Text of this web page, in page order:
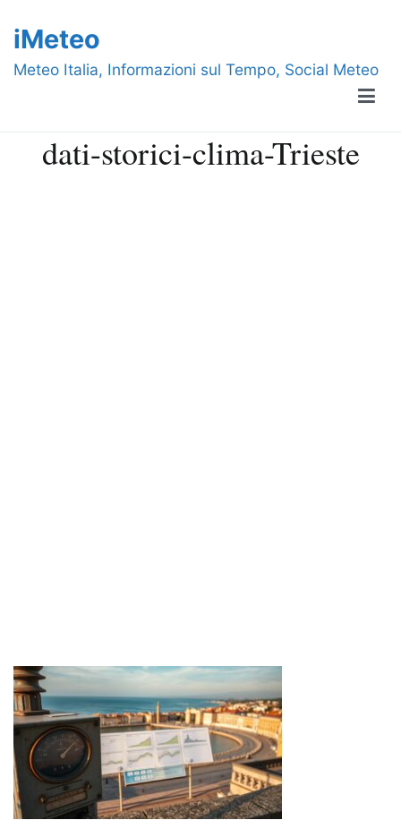
contenuto
iMeteo
Meteo Italia, Informazioni sul Tempo, Social Meteo
dati-storici-clima-Trieste